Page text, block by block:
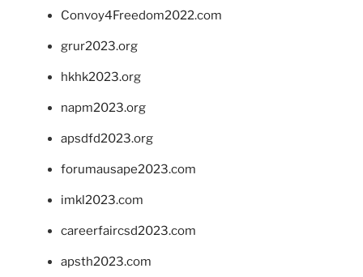
Convoy4Freedom2022.com
grur2023.org
hkhk2023.org
napm2023.org
apsdfd2023.org
forumausape2023.com
imkl2023.com
careerfaircsd2023.com
apsth2023.com